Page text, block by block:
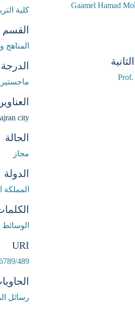
Gaamel Hamad
Prof.
كلية
القسم
ماجستير
city
الحالة
مجاز
الدولة
المملكة
الوسائط
URI
489
رسائل